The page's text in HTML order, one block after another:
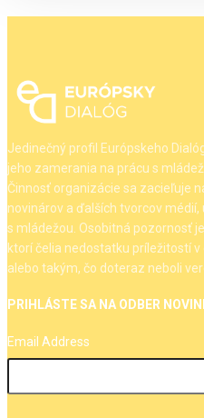
Jedinečný profil Európskeho
jeho zamerania na prácu s
Činnosť organizácie sa zacieľuje
novinárov a ďalších tvorcov
s mládežou. Osobitná pozornosť
ktorí čelia nedostatku príležitostí
alebo takým, čo doteraz neboli
PRIHLÁSTE SA NA ODBER
Email Address